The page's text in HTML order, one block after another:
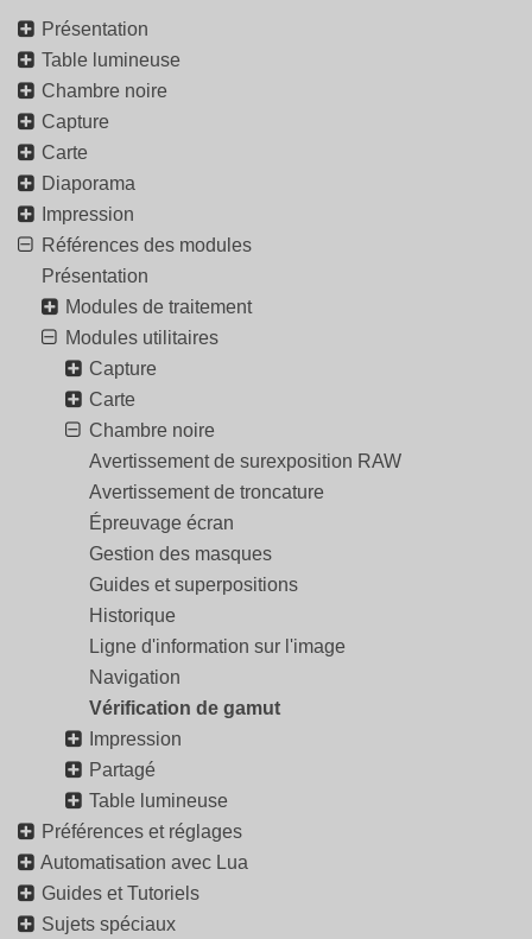
Présentation
Table lumineuse
Chambre noire
Capture
Carte
Diaporama
Impression
Références des modules
Présentation
Modules de traitement
Modules utilitaires
Capture
Carte
Chambre noire
Avertissement de surexposition RAW
Avertissement de troncature
Épreuvage écran
Gestion des masques
Guides et superpositions
Historique
Ligne d'information sur l'image
Navigation
Vérification de gamut
Impression
Partagé
Table lumineuse
Préférences et réglages
Automatisation avec Lua
Guides et Tutoriels
Sujets spéciaux